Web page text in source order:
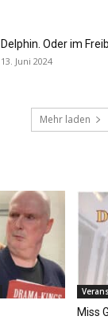
Delphin. Oder im
13. Juni 2024
Mehr laden
Miss